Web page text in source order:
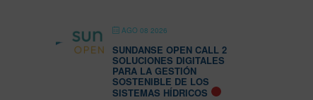
AGO 08 2026
SUNDANSE OPEN CALL 2
SOLUCIONES DIGITALES
PARA LA GESTIÓN
SOSTENIBLE DE LOS
SISTEMAS HÍDRICOS